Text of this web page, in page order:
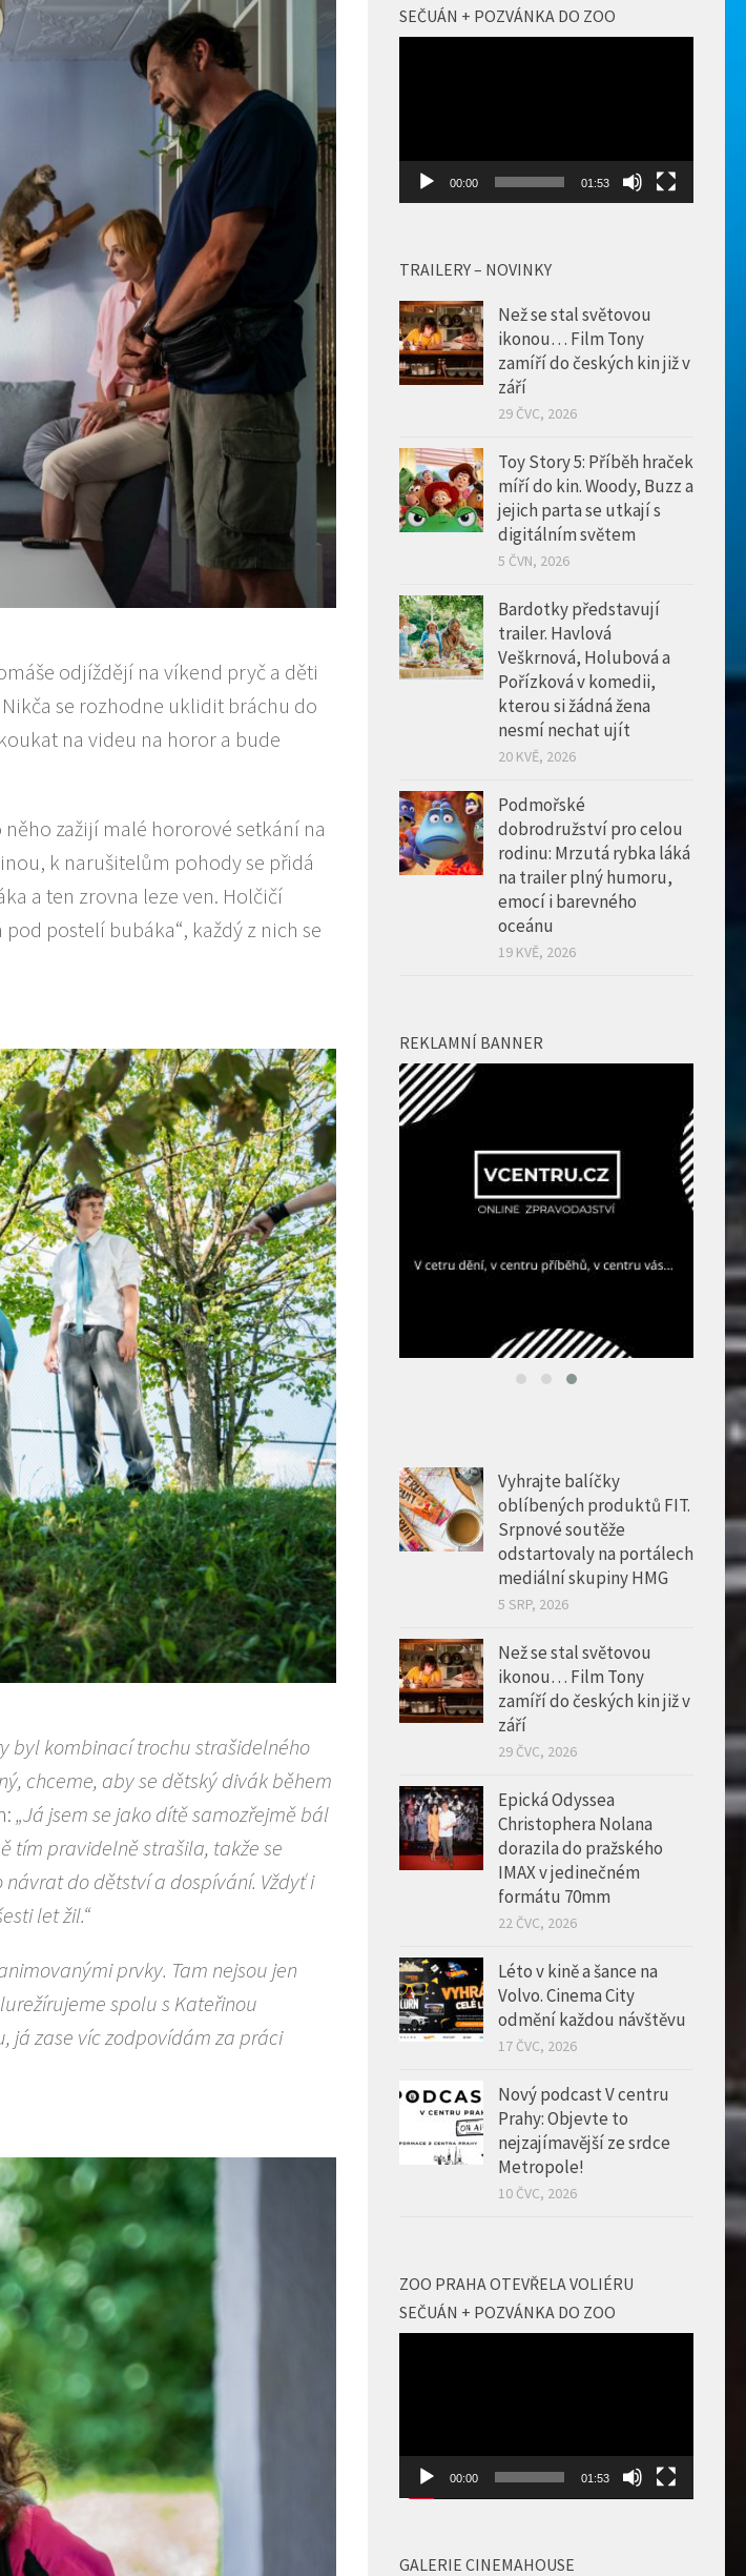
odjíždějí na víkend pryč a děti
se rozhodne uklidit bráchu do
na videu na horor a bude
zažijí malé hororové setkání na
k narušitelům pohody se přidá
a ten zrovna leze ven. Holčičí
postelí bubáka“, každý z nich se
byl kombinací trochu strašidelného
chceme, aby se dětský divák během
„Já jsem se jako dítě samozřejmě bál
tím pravidelně strašila, takže se
do dětství a dospívání. Vždyť i
let žil.“
prvky. Tam nejsou jen
spolu s Kateřinou
já zase víc zodpovídám za práci
SEČUÁN + POZVÁNKA DO ZOO
00:00 01:53
TRAILERY – NOVINKY
Než se stal světovou
ikonou… Film Tony
zamíří do českých kin již v
září
29 ČVC, 2026
Toy Story 5: Příběh hraček
míří do kin. Woody, Buzz a
jejich parta se utkají s
digitálním světem
5 ČVN, 2026
Bardotky představují
trailer. Havlová
Veškrnová, Holubová a
Pořízková v komedii,
kterou si žádná žena
nesmí nechat ujít
20 KVĚ, 2026
Podmořské
dobrodružství pro celou
rodinu: Mrzutá rybka láká
na trailer plný humoru,
emocí i barevného
oceánu
19 KVĚ, 2026
REKLAMNÍ BANNER
Vyhrajte balíčky
oblíbených produktů FIT.
Srpnové soutěže
odstartovaly na portálech
mediální skupiny HMG
5 SRP, 2026
Než se stal světovou
ikonou… Film Tony
zamíří do českých kin již v
září
29 ČVC, 2026
Epická Odyssea
Christophera Nolana
dorazila do pražského
IMAX v jedinečném
formátu 70mm
22 ČVC, 2026
Léto v kině a šance na
Volvo. Cinema City
odmění každou návštěvu
17 ČVC, 2026
Nový podcast V centru
Prahy: Objevte to
nejzajímavější ze srdce
Metropole!
10 ČVC, 2026
ZOO PRAHA OTEVŘELA VOLIÉRU
SEČUÁN + POZVÁNKA DO ZOO
00:00 01:53
GALERIE CINEMAHOUSE